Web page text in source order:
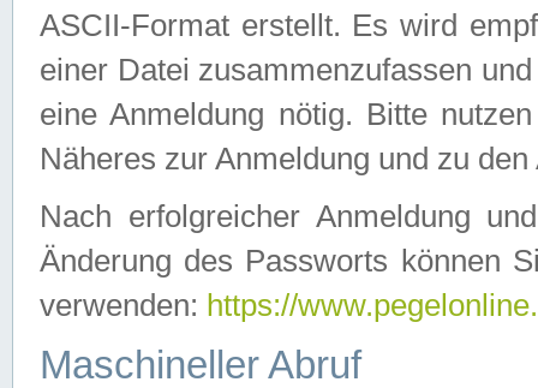
ASCII-Format erstellt. Es wird
einer Datei zusammenzufassen
eine Anmeldung nötig. Bitte
Näheres zur Anmeldung und zu
Nach erfolgreicher Anmeldung
Änderung des Passworts können
verwenden: https://
Maschineller Abruf